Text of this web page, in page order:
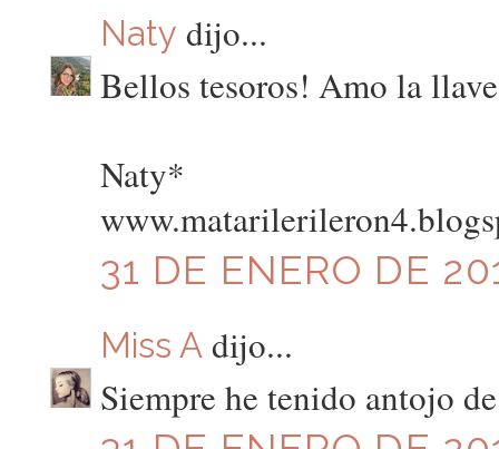
Naty dijo...
Bellos tesoros! Amo la
Naty*
31 DE ENERO DE
Miss Adijo...
Siempre he tenido antojo